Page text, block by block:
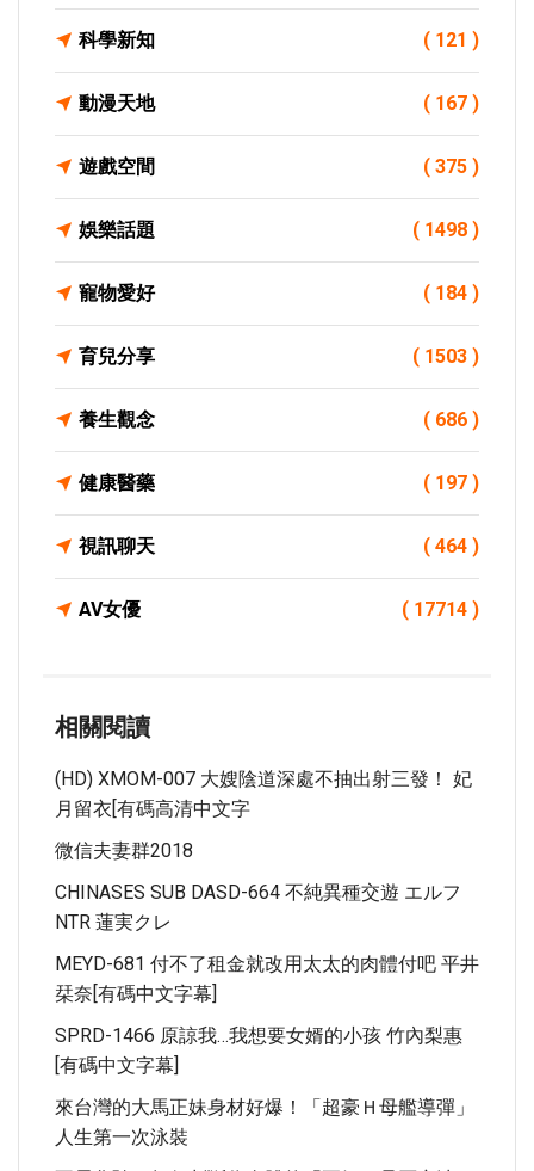
科學新知 ( 121 )
動漫天地 ( 167 )
遊戲空間 ( 375 )
娛樂話題 ( 1498 )
寵物愛好 ( 184 )
育兒分享 ( 1503 )
養生觀念 ( 686 )
健康醫藥 ( 197 )
視訊聊天 ( 464 )
AV女優 ( 17714 )
相關閱讀
(HD) XMOM-007 大嫂陰道深處不抽出射三發！ 妃
月留衣[有碼高清中文字
微信夫妻群2018
CHINASES SUB DASD-664 不純異種交遊 エルフ
NTR 蓮実クレ
MEYD-681 付不了租金就改用太太的肉體付吧 平井
栞奈[有碼中文字幕]
SPRD-1466 原諒我…我想要女婿的小孩 竹內梨惠
[有碼中文字幕]
來台灣的大馬正妹身材好爆！「超豪Ｈ母艦導彈」
人生第一次泳裝